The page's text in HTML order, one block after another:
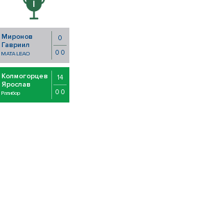
Миронов
Гавриил
MATA LEAO
0
0 0
Колмогорцев
Ярослав
Ратибор
14
0 0